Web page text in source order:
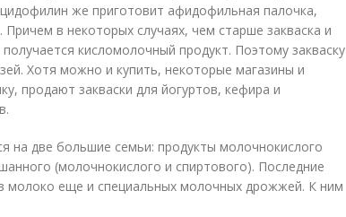
же приготовит афидофильная палочка,
в некоторых случаях, чем старше закваска и
кисломолочный продукт. Поэтому закваску
Хотя можно и купить, некоторые магазины и
продают закваски для йогуртов, кефира и
на две большие семьи: продукты молочнокислого
(молочнокислого и спиртового). Последние
молоко еще и специальных молочных дрожжей. К ним